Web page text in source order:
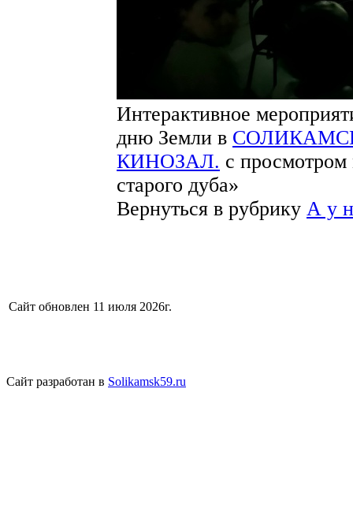
Интерактивное
дню Земли в
КИНОЗАЛ. с
старого дуба»
Вернуться в рубрику А у
Сайт обновлен 11 июля 2026г.
Сайт разработан в Solikamsk59.ru